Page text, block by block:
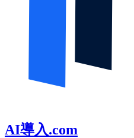
AI導入.com